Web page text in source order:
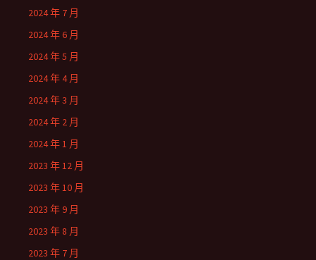
2024 年 7 月
2024 年 6 月
2024 年 5 月
2024 年 4 月
2024 年 3 月
2024 年 2 月
2024 年 1 月
2023 年 12 月
2023 年 10 月
2023 年 9 月
2023 年 8 月
2023 年 7 月